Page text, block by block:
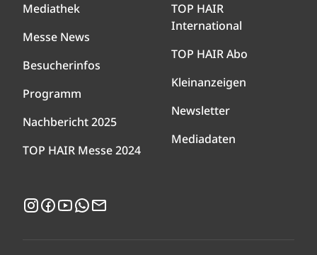
Mediathek
Messe News
Besucherinfos
Programm
Nachbericht 2025
TOP HAIR Messe 2024
TOP HAIR
International
TOP HAIR Abo
Kleinanzeigen
Newsletter
Mediadaten
Instagram
Facebook
YouTubeWhatsApp